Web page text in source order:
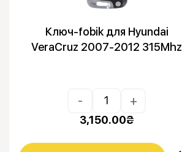
Ключ-fobik для Hyundai
VeraCruz 2007-2012 315Mhz
- +
3,150.00₴